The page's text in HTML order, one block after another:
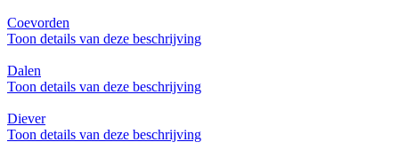
Coevorden
Toon details van deze beschrijving
Dalen
Toon details van deze beschrijving
Diever
Toon details van deze beschrijving